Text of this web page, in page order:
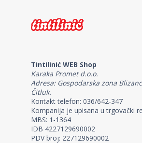
Tintilinić WEB Shop
Karaka Promet d.o.o.
Adresa: Gospodarska zona
Čitluk.
Kontakt telefon: 036/642-347
Kompanija je upisana u trgovački
MBS: 1-1364
IDB 4227129690002
PDV broj: 227129690002